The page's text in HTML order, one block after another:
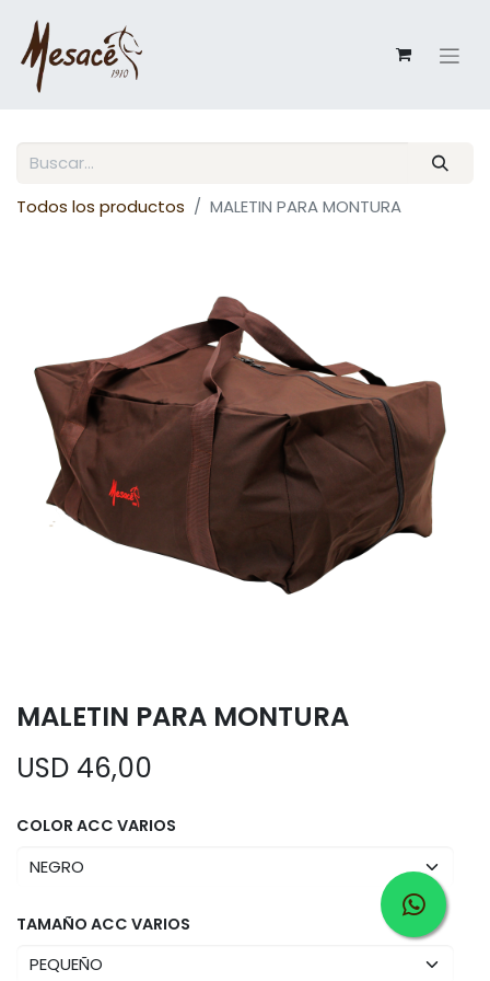
Todos los productos MALETIN PARA MONTURA
MALETIN PARA MONTURA
USD 46,00
COLOR ACC VARIOS
TAMAÑO ACC VARIOS